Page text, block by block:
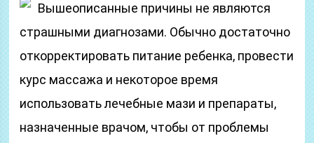
Вышеописанные причины не являются
страшными диагнозами. Обычно достаточно
откорректировать питание ребенка, провести
курс массажа и некоторое время
использовать лечебные мази и препараты,
назначенные врачом, чтобы от проблемы